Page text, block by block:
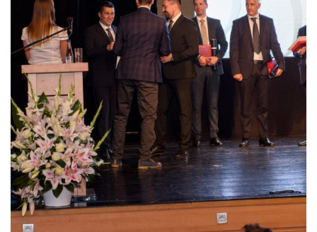
MG Precast d.o.o. nagrađen
Oktobarskom nagradom Opštine Inđija